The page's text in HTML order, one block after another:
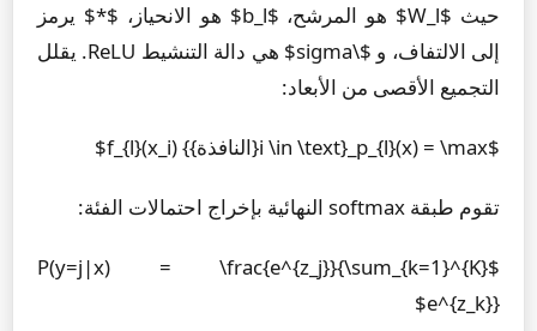
حيث $W_l$ هو المرشح، $b_l$ هو الانحياز، $*$ يرمز
إلى الالتفاف، و $\sigma$ هي دالة التنشيط ReLU. يقلل
التجميع الأقصى من الأبعاد:
$p_{l}(x) = \max_{i \in \text{النافذة}} f_{l}(x_i)$
تقوم طبقة softmax النهائية بإخراج احتمالات الفئة:
$P(y=j|x) = \frac{e^{z_j}}{\sum_{k=1}^{K}
e^{z_k}}$